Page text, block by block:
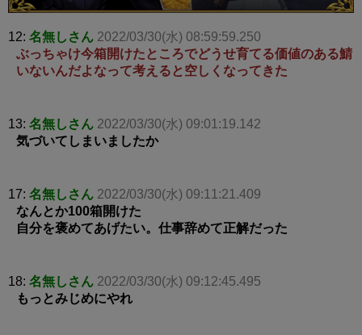
12: 名無しさん 2022/03/30(水) 08:59:59.250
ぶっちゃけ今箱開けたところでどうせ育てる価値のある鯖
いないんだよなって考えると空しくなってきた
13: 名無しさん 2022/03/30(水) 09:01:19.142
気づいてしまいましたか
17: 名無しさん 2022/03/30(水) 09:11:21.409
なんとか100箱開けた
自分を褒めてあげたい。仕事辞めて正解だった
18: 名無しさん 2022/03/30(水) 09:12:45.495
もっとみじめにやれ